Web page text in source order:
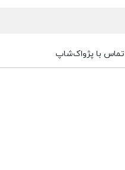
تماس با پژواک‌شاپ